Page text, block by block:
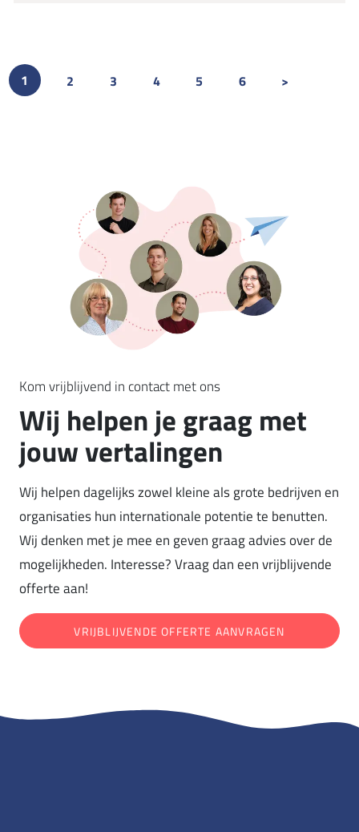
1 (CURRENT)
2 3 4 5 6 >
Kom vrijblijvend in contact met ons
Wij helpen je graag met
jouw vertalingen
Wij helpen dagelijks zowel kleine als grote bedrijven en
organisaties hun internationale potentie te benutten.
Wij denken met je mee en geven graag advies over de
mogelijkheden. Interesse? Vraag dan een vrijblijvende
offerte aan!
VRIJBLIJVENDE OFFERTE AANVRAGEN